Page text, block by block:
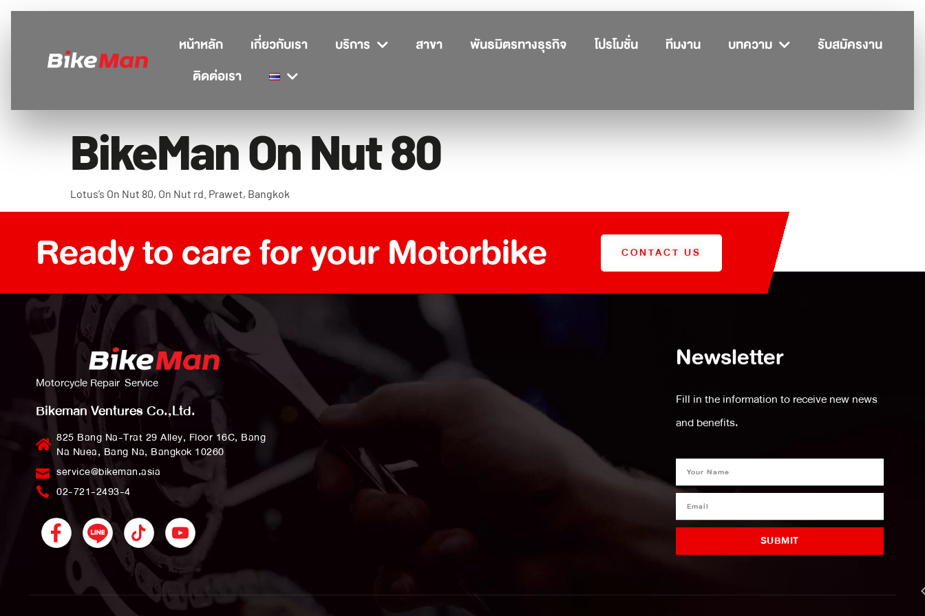
หน้าหลัก เกี่ยวกับเรา บริการ สาขา พันธมิตรทางธุรกิจ โปรโมชั่น ทีมงาน บทความ
รับสมัครงาน
ติดต่อเรา
BikeMan On Nut 80
Lotus’s On Nut 80, On Nut rd. Prawet, Bangkok
Ready to care for your Motorbike CONTACT US
Motorcycle Repair Service
Bikeman Ventures Co.,Ltd.
825 Bang Na-Trat 29 Alley, Floor 16C, Bang
Na Nuea, Bang Na, Bangkok 10260
service@bikeman.asia
02-721-2493-4
Newsletter
Fill in the information to receive new news
and benefits.
SUBMIT